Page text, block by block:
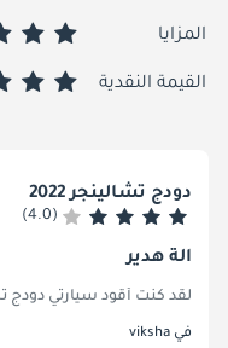
المزايا
القيمة النقدية
دودج تشالينجر 2022
(4.0)
آلة هدير
لقد كنت أقود سيارتي دودج
في viksha